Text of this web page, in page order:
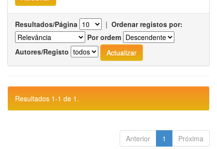
Resultados/Página | Ordenar registos por:
Por ordem
Autores/Registo
Resultados 1-1 de 1.
Anterior 1 Próxima